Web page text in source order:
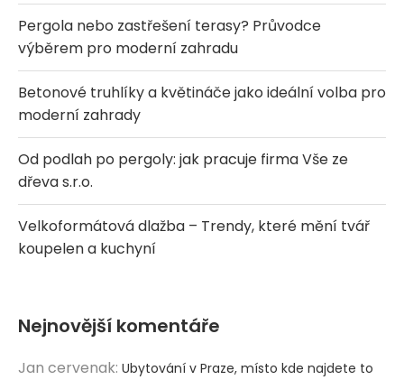
Pergola nebo zastřešení terasy? Průvodce
výběrem pro moderní zahradu
Betonové truhlíky a květináče jako ideální volba pro
moderní zahrady
Od podlah po pergoly: jak pracuje firma Vše ze
dřeva s.r.o.
Velkoformátová dlažba – Trendy, které mění tvář
koupelen a kuchyní
Nejnovější komentáře
Jan cervenak: Ubytování v Praze, místo kde najdete to